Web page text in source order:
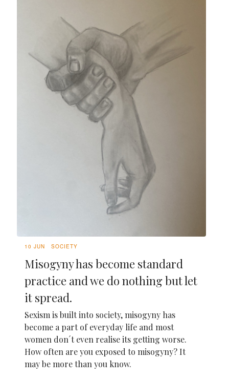
10 JUN SOCIETY
Misogyny has become standard
practice and we do nothing but let
it spread.
Sexism is built into society, misogyny has
become a part of everyday life and most
women don´t even realise its getting worse.
How often are you exposed to misogyny? It
may be more than you know.